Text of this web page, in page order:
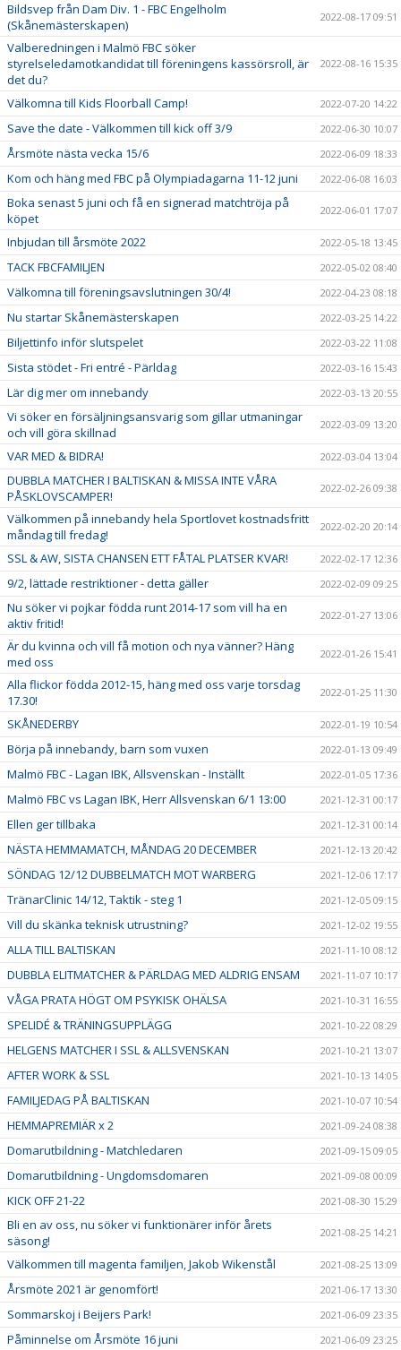
Bildsvep från Dam Div. 1 - FBC Engelholm
(Skånemästerskapen)
2022-08-17 09:51
Valberedningen i Malmö FBC söker
styrelseledamotkandidat till föreningens kassörsroll, är
det du?
2022-08-16 15:35
Välkomna till Kids Floorball Camp! 2022-07-20 14:22
Save the date - Välkommen till kick off 3/9 2022-06-30 10:07
Årsmöte nästa vecka 15/6 2022-06-09 18:33
Kom och häng med FBC på Olympiadagarna 11-12 juni 2022-06-08 16:03
Boka senast 5 juni och få en signerad matchtröja på
köpet
2022-06-01 17:07
Inbjudan till årsmöte 2022 2022-05-18 13:45
TACK FBCFAMILJEN 2022-05-02 08:40
Välkomna till föreningsavslutningen 30/4! 2022-04-23 08:18
Nu startar Skånemästerskapen 2022-03-25 14:22
Biljettinfo inför slutspelet 2022-03-22 11:08
Sista stödet - Fri entré - Pärldag 2022-03-16 15:43
Lär dig mer om innebandy 2022-03-13 20:55
Vi söker en försäljningsansvarig som gillar utmaningar
och vill göra skillnad
2022-03-09 13:20
VAR MED & BIDRA! 2022-03-04 13:04
DUBBLA MATCHER I BALTISKAN & MISSA INTE VÅRA
PÅSKLOVSCAMPER!
2022-02-26 09:38
Välkommen på innebandy hela Sportlovet kostnadsfritt
måndag till fredag!
2022-02-20 20:14
SSL & AW, SISTA CHANSEN ETT FÅTAL PLATSER KVAR! 2022-02-17 12:36
9/2, lättade restriktioner - detta gäller 2022-02-09 09:25
Nu söker vi pojkar födda runt 2014-17 som vill ha en
aktiv fritid!
2022-01-27 13:06
Är du kvinna och vill få motion och nya vänner? Häng
med oss
2022-01-26 15:41
Alla flickor födda 2012-15, häng med oss varje torsdag
17.30!
2022-01-25 11:30
SKÅNEDERBY 2022-01-19 10:54
Börja på innebandy, barn som vuxen 2022-01-13 09:49
Malmö FBC - Lagan IBK, Allsvenskan - Inställt 2022-01-05 17:36
Malmö FBC vs Lagan IBK, Herr Allsvenskan 6/1 13:00 2021-12-31 00:17
Ellen ger tillbaka 2021-12-31 00:14
NÄSTA HEMMAMATCH, MÅNDAG 20 DECEMBER 2021-12-13 20:42
SÖNDAG 12/12 DUBBELMATCH MOT WARBERG 2021-12-06 17:17
TränarClinic 14/12, Taktik - steg 1 2021-12-05 09:15
Vill du skänka teknisk utrustning? 2021-12-02 19:55
ALLA TILL BALTISKAN 2021-11-10 08:12
DUBBLA ELITMATCHER & PÄRLDAG MED ALDRIG ENSAM 2021-11-07 10:17
VÅGA PRATA HÖGT OM PSYKISK OHÄLSA 2021-10-31 16:55
SPELIDÉ & TRÄNINGSUPPLÄGG 2021-10-22 08:29
HELGENS MATCHER I SSL & ALLSVENSKAN 2021-10-21 13:07
AFTER WORK & SSL 2021-10-13 14:05
FAMILJEDAG PÅ BALTISKAN 2021-10-07 10:54
HEMMAPREMIÄR x 2 2021-09-24 08:38
Domarutbildning - Matchledaren 2021-09-15 09:05
Domarutbildning - Ungdomsdomaren 2021-09-08 00:09
KICK OFF 21-22 2021-08-30 15:29
Bli en av oss, nu söker vi funktionärer inför årets
säsong!
2021-08-25 14:21
Välkommen till magenta familjen, Jakob Wikenstål 2021-08-25 13:09
Årsmöte 2021 är genomfört! 2021-06-17 13:30
Sommarskoj i Beijers Park! 2021-06-09 23:35
Påminnelse om Årsmöte 16 juni 2021-06-09 23:25